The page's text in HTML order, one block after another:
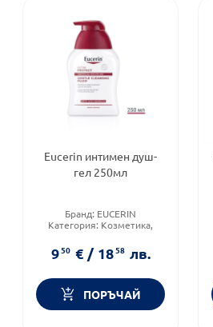
Eucerin интимен душ-
гел 250мл
Бранд: EUCERIN
Категория: Козметика,
Тип козметика:
Дермокозметика
950 € / 1858 лв.
ПОРЪЧАЙ